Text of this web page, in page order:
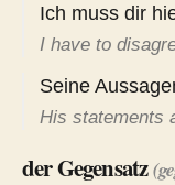
Ich muss dir
I have to
Seine
His statements
der Gegensatz